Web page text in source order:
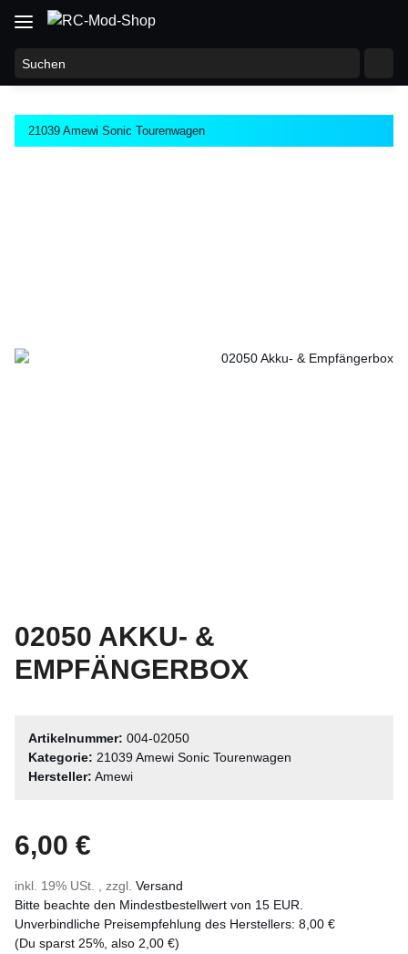
21039 Amewi Sonic Tourenwagen
02050 AKKU- &
EMPFÄNGERBOX
Artikelnummer: 004-02050
Kategorie: 21039 Amewi Sonic Tourenwagen
Hersteller: Amewi
6,00 €
inkl. 19% USt. , zzgl. Versand
Bitte beachte den Mindestbestellwert von 15 EUR.
Unverbindliche Preisempfehlung des Herstellers: 8,00 €
(Du sparst 25%, also 2,00 €)